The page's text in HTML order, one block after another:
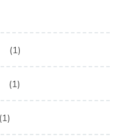
(1)
(1)
(1)